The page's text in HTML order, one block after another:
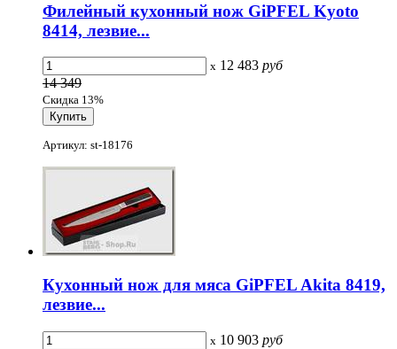
Филейный кухонный нож GiPFEL Kyoto
8414, лезвие...
x 12 483 руб
14 349
Скидка 13%
Артикул: st-18176
Кухонный нож для мяса GiPFEL Akita 8419,
лезвие...
x 10 903 руб